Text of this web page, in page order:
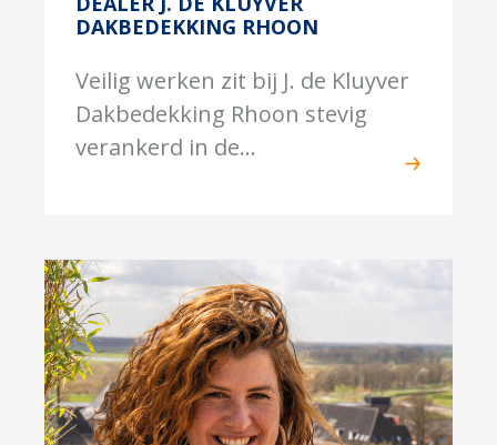
DAKBEDEKKING RHOON
Veilig werken zit bij J. de Kluyver
Dakbedekking Rhoon stevig
verankerd in de...